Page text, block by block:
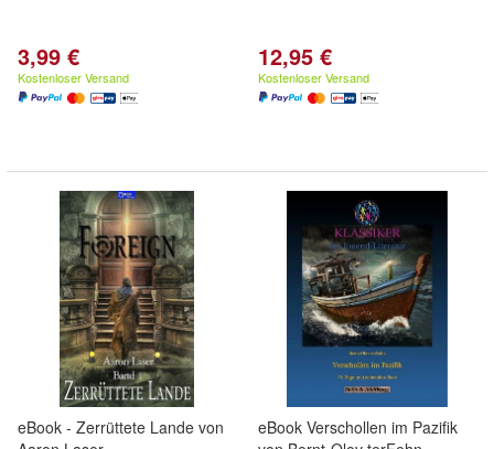
3,99 €
Kostenloser Versand
12,95 €
Kostenloser Versand
eBook - Zerrüttete Lande von
eBook Verschollen im Pazifik